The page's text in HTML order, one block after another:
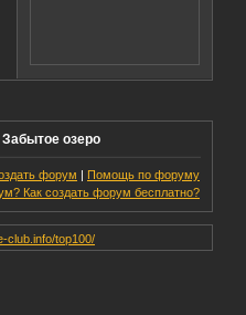
Забытое озеро
форум | Помощь по форуму